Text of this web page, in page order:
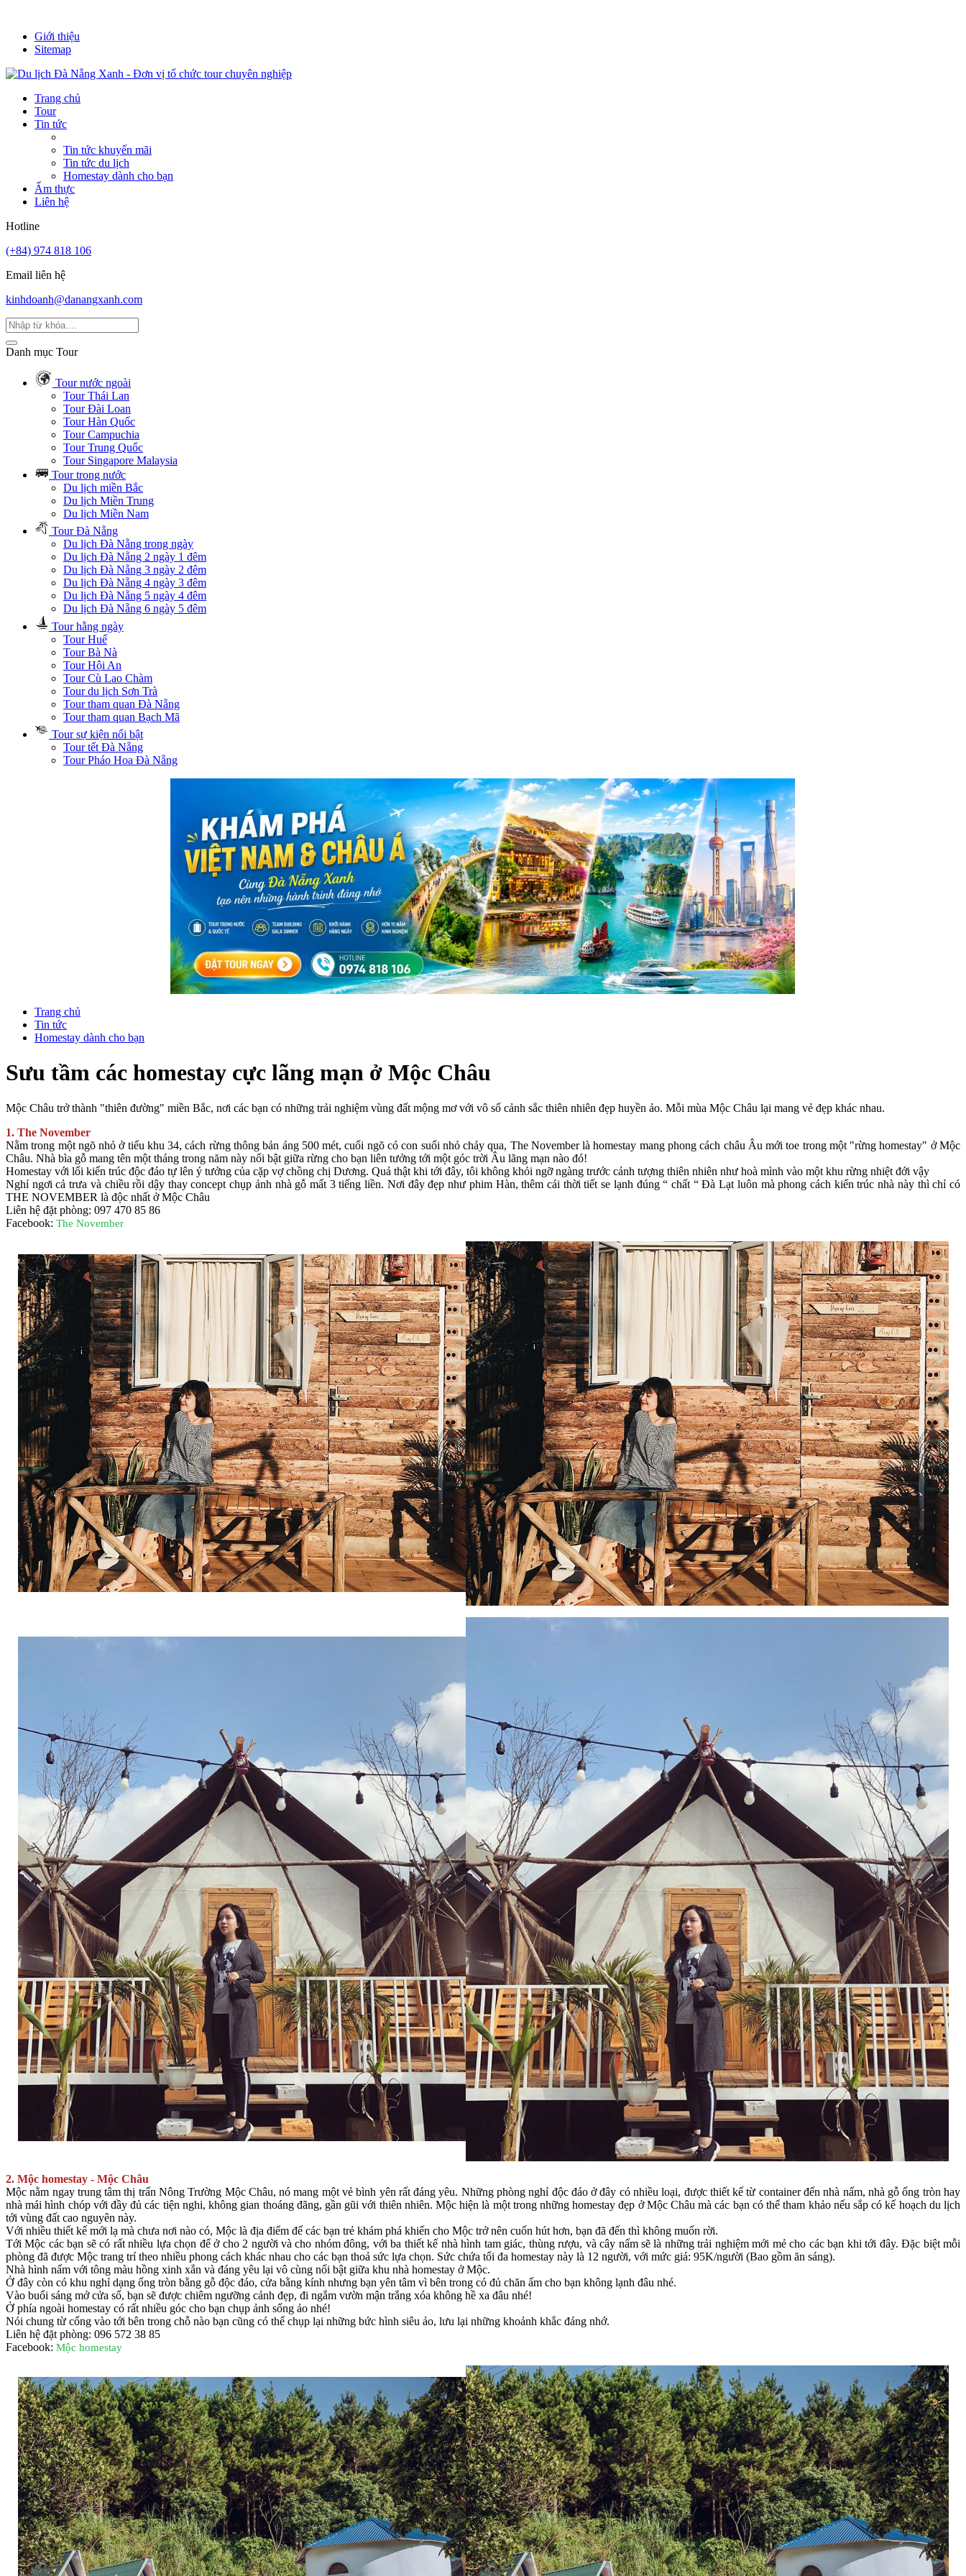
Giới thiệu
Sitemap
Trang chủ
Tour
Tin tức
Tin tức khuyến mãi
Tin tức du lịch
Homestay dành cho bạn
Ẩm thực
Liên hệ
Hotline
(+84) 974 818 106
Email liên hệ
kinhdoanh@danangxanh.com
Danh mục Tour
Tour nước ngoài
Tour Thái Lan
Tour Đài Loan
Tour Hàn Quốc
Tour Campuchia
Tour Trung Quốc
Tour Singapore Malaysia
Tour trong nước
Du lịch miền Bắc
Du lịch Miền Trung
Du lịch Miền Nam
Tour Đà Nẵng
Du lịch Đà Nẵng trong ngày
Du lịch Đà Nẵng 2 ngày 1 đêm
Du lịch Đà Nẵng 3 ngày 2 đêm
Du lịch Đà Nẵng 4 ngày 3 đêm
Du lịch Đà Nẵng 5 ngày 4 đêm
Du lịch Đà Nẵng 6 ngày 5 đêm
Tour hằng ngày
Tour Huế
Tour Bà Nà
Tour Hội An
Tour Cù Lao Chàm
Tour du lịch Sơn Trà
Tour tham quan Đà Nẵng
Tour tham quan Bạch Mã
Tour sự kiện nổi bật
Tour tết Đà Nẵng
Tour Pháo Hoa Đà Nẵng
Trang chủ
Tin tức
Homestay dành cho bạn
Sưu tầm các homestay cực lãng mạn ở Mộc Châu
Mộc Châu trở thành "thiên đường" miền Bắc, nơi các bạn có những trải nghiệm vùng đất mộng mơ với vô số cảnh sắc thiên nhiên đẹp huyền ảo. Mỗi mùa Mộc Châu lại mang vẻ đẹp khác nhau.
1. The November
Nằm trong một ngõ nhỏ ở tiểu khu 34, cách rừng thông bản áng 500 mét, cuối ngõ có con suối nhỏ chảy qua, The November là homestay mang phong cách châu Âu mới toe trong một "rừng homestay" ở Mộc
Châu. Nhà bìa gỗ mang tên một tháng trong năm này nổi bật giữa rừng cho bạn liên tưởng tới một góc trời Âu lãng mạn nào đó!
Homestay với lối kiến trúc độc đáo tự lên ý tưởng của cặp vợ chồng chị Dương. Quả thật khi tới đây, tôi không khỏi ngỡ ngàng trước cảnh tượng thiên nhiên như hoà mình vào một khu rừng nhiệt đới vậy
Nghỉ ngơi cả trưa và chiều rồi dậy thay concept chụp ảnh nhà gỗ mất 3 tiếng liền. Nơi đây đẹp như phim Hàn, thêm cái thời tiết se lạnh đúng “ chất “ Đà Lạt luôn mà phong cách kiến trúc nhà này thì chỉ có
THE NOVEMBER là độc nhất ở Mộc Châu
Liên hệ đặt phòng: 097 470 85 86
Facebook: The November
2. Mộc homestay - Mộc Châu
Mộc nằm ngay trung tâm thị trấn Nông Trường Mộc Châu, nó mang một vẻ bình yên rất đáng yêu. Những phòng nghỉ độc đáo ở đây có nhiều loại, được thiết kế từ container đến nhà nấm, nhà gỗ ống tròn hay
nhà mái hình chóp với đầy đủ các tiện nghi, không gian thoáng đãng, gần gũi với thiên nhiên. Mộc hiện là một trong những homestay đẹp ở Mộc Châu mà các bạn có thể tham khảo nếu sắp có kế hoạch du lịch
tới vùng đất cao nguyên này.
Với nhiều thiết kế mới lạ mà chưa nơi nào có, Mộc là địa điểm để các bạn trẻ khám phá khiến cho Mộc trở nên cuốn hút hơn, bạn đã đến thì không muốn rời.
Tới Mộc các bạn sẽ có rất nhiều lựa chọn để ở cho 2 người và cho nhóm đông, với ba thiết kế nhà hình tam giác, thùng rượu, và cây nấm sẽ là những trải nghiệm mới mẻ cho các bạn khi tới đây. Đặc biệt mỗi
phòng đã được Mộc trang trí theo nhiều phong cách khác nhau cho các bạn thoả sức lựa chọn. Sức chứa tối đa homestay này là 12 người, với mức giá: 95K/người (Bao gồm ăn sáng).
Nhà hình nấm với tông màu hồng xinh xắn và đáng yêu lại vô cùng nổi bật giữa khu nhà homestay ở Mộc.
Ở đây còn có khu nghỉ dạng ống tròn bằng gỗ độc đáo, cửa bằng kính nhưng bạn yên tâm vì bên trong có đủ chăn ấm cho bạn không lạnh đâu nhé.
Vào buổi sáng mở cửa sổ, bạn sẽ được chiêm ngưỡng cảnh đẹp, đi ngắm vườn mận trắng xóa không hề xa đâu nhé!
Ở phía ngoài homestay có rất nhiều góc cho bạn chụp ảnh sống ảo nhé!
Nói chung từ cổng vào tới bên trong chỗ nào bạn cũng có thể chụp lại những bức hình siêu ảo, lưu lại những khoảnh khắc đáng nhớ.
Liên hệ đặt phòng: 096 572 38 85
Facebook: Mộc homestay